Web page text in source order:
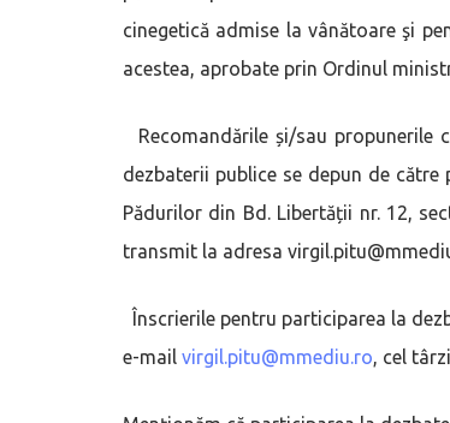
cinegetică admise la vânătoare şi
acestea, aprobate prin Ordinul
Recomandările și/sau
dezbaterii publice se depun de
Pădurilor din Bd. Libertății nr. 12,
transmit la adresa
Înscrierile pentru participarea la
e-mail virgil.pitu@mmediu.ro, cel